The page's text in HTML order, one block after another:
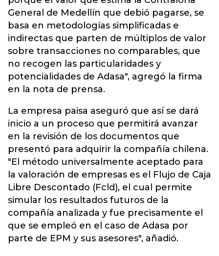
General de Medellín que debió pagarse, se
basa en metodologías simplificadas e
indirectas que parten de múltiplos de valor
sobre transacciones no comparables, que
no recogen las particularidades y
potencialidades de Adasa", agregó la firma
en la nota de prensa.
La empresa paisa aseguró que así se dará
inicio a un proceso que permitirá avanzar
en la revisión de los documentos que
presentó para adquirir la compañía chilena.
"El método universalmente aceptado para
la valoración de empresas es el Flujo de Caja
Libre Descontado (Fcld), el cual permite
simular los resultados futuros de la
compañía analizada y fue precisamente el
que se empleó en el caso de Adasa por
parte de EPM y sus asesores", añadió.